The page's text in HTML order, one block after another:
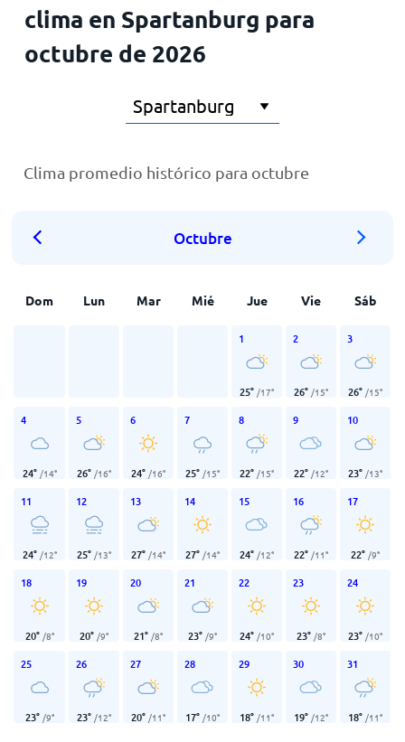
clima en Spartanburg para
octubre de 2026
Clima promedio histórico para octubre
Octubre
Dom Lun Mar Mié Jue Vie Sáb
1
25° /17°
2
26° /15°
3
26° /15°
4
24° /14°
5
26° /16°
6
24° /16°
7
25° /15°
8
22° /15°
9
22° /12°
10
23° /13°
11
24° /12°
12
25° /13°
13
27° /14°
14
27° /14°
15
24° /12°
16
22° /11°
17
22° /9°
18
20° /8°
19
20° /9°
20
21° /8°
21
23° /9°
22
24° /10°
23
23° /8°
24
23° /10°
25
23° /9°
26
23° /12°
27
20° /11°
28
17° /10°
29
18° /11°
30
19° /12°
31
18° /11°